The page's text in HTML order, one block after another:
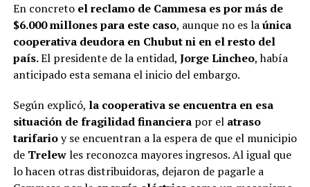
En concreto el reclamo de Cammesa es por más de
$6.000 millones para este caso, aunque no es laúnica
cooperativa deudora en Chubut ni en el resto del
país.El presidente de la entidad, Jorge Lincheo, había
anticipado esta semana el inicio del embargo.
Según explicó, la cooperativa se encuentra en esa
situación de fragilidad financiera por elatraso
tarifarioy se encuentran a la espera de que el municipio
de Trelewles reconozca mayores ingresos. Al igual que
lo hacen otras distribuidoras, dejaron de pagarle a